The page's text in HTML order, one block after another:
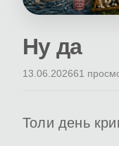
Ну да
13.06.202661
Толи день